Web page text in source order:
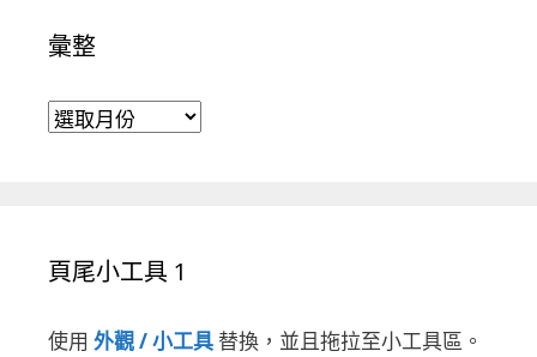
彙整
彙整
頁尾小工具 1
使用 外觀 / 小工具 替換，並且拖拉至小工具區。